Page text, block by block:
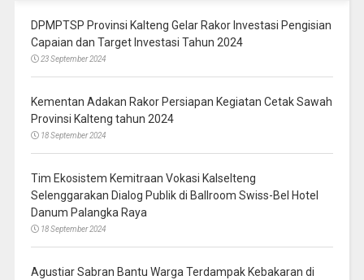
DPMPTSP Provinsi Kalteng Gelar Rakor Investasi Pengisian
Capaian dan Target Investasi Tahun 2024
23 September 2024
Kementan Adakan Rakor Persiapan Kegiatan Cetak Sawah
Provinsi Kalteng tahun 2024
18 September 2024
Tim Ekosistem Kemitraan Vokasi Kalselteng
Selenggarakan Dialog Publik di Ballroom Swiss-Bel Hotel
Danum Palangka Raya
18 September 2024
Agustiar Sabran Bantu Warga Terdampak Kebakaran di